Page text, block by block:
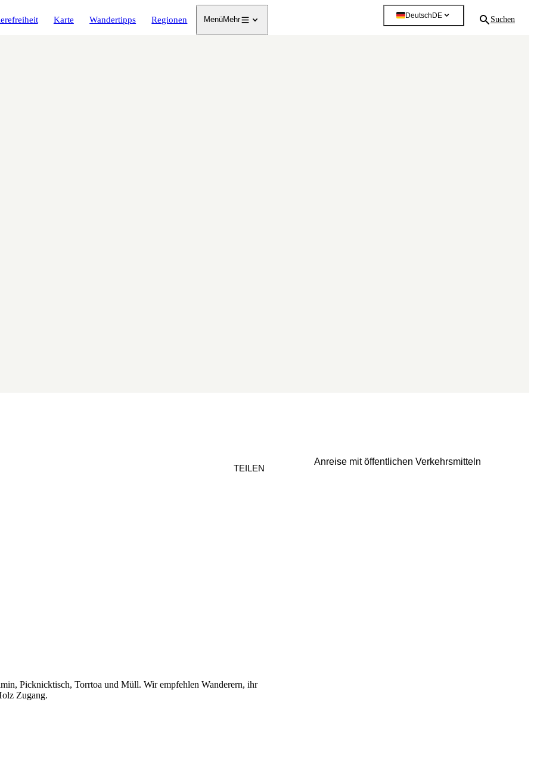
Karte Wandertipps Regionen MenüMehr
Deutsch DE Suchen
TEILEN
Picknicktisch, Torrtoa und Müll. Wir empfehlen Wanderern, ihr
Zugang.
Anreise mit öffentlichen Verkehrsmitteln